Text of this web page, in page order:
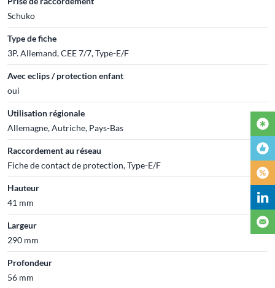
Schuko
Type de fiche
3P. Allemand, CEE 7/7, Type-E/F
Avec eclips / protection enfant
oui
Utilisation régionale
Allemagne, Autriche, Pays-Bas
Raccordement au réseau
Fiche de contact de protection, Type-E/F
Hauteur
41 mm
Largeur
290 mm
Profondeur
56 mm